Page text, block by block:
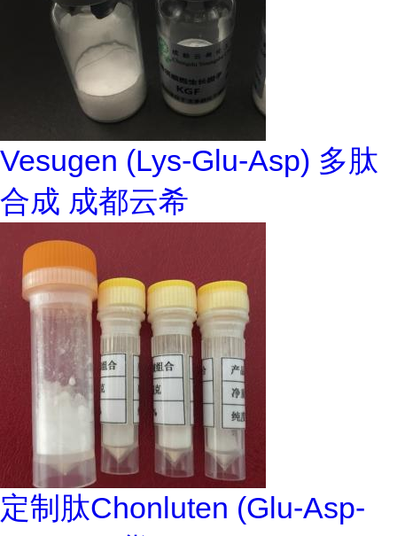
Vesugen (Lys-Glu-Asp) 多肽
合成 成都云希
定制肽Chonluten (Glu-Asp-